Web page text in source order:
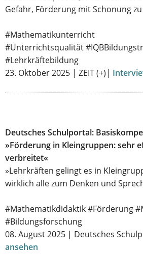
Gefahr, Förderung mit Schonung
#Mathematikunterricht
#Unterrichtsqualität
#Lehrkräftebildung
23. Oktober 2025 | ZEIT (+)|
Deutsches Schulportal:
»Förderung in Kleingruppen: sehr
verbreitet«
»Lehrkräften gelingt es in
wirklich alle zum Denken und
#Mathematikdidaktik #Förderung
#Bildungsforschung
08. August 2025 | Deutsches
ansehen